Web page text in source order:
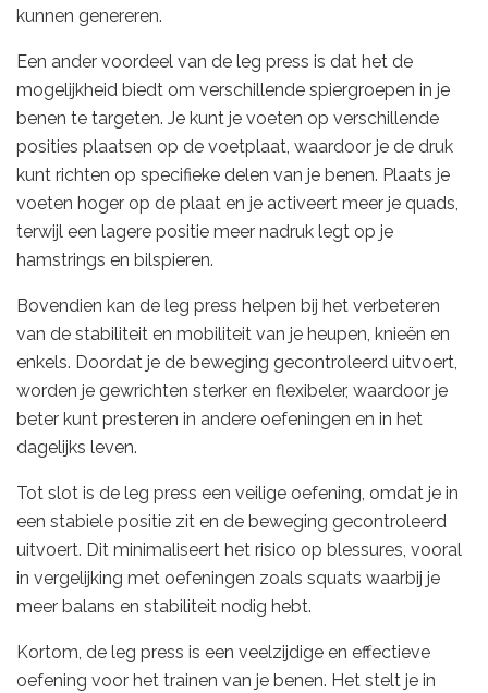
kunnen genereren.
Een ander voordeel van de leg press is dat het de
mogelijkheid biedt om verschillende spiergroepen in je
benen te targeten. Je kunt je voeten op verschillende
posities plaatsen op de voetplaat, waardoor je de druk
kunt richten op specifieke delen van je benen. Plaats je
voeten hoger op de plaat en je activeert meer je quads,
terwijl een lagere positie meer nadruk legt op je
hamstrings en bilspieren.
Bovendien kan de leg press helpen bij het verbeteren
van de stabiliteit en mobiliteit van je heupen, knieën en
enkels. Doordat je de beweging gecontroleerd uitvoert,
worden je gewrichten sterker en flexibeler, waardoor je
beter kunt presteren in andere oefeningen en in het
dagelijks leven.
Tot slot is de leg press een veilige oefening, omdat je in
een stabiele positie zit en de beweging gecontroleerd
uitvoert. Dit minimaliseert het risico op blessures, vooral
in vergelijking met oefeningen zoals squats waarbij je
meer balans en stabiliteit nodig hebt.
Kortom, de leg press is een veelzijdige en effectieve
oefening voor het trainen van je benen. Het stelt je in